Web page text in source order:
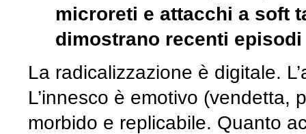
microreti e attacchi a soft
dimostrano recenti
La radicalizzazione è digitale.
L’innesco è emotivo (vendetta,
morbido e replicabile. Quanto